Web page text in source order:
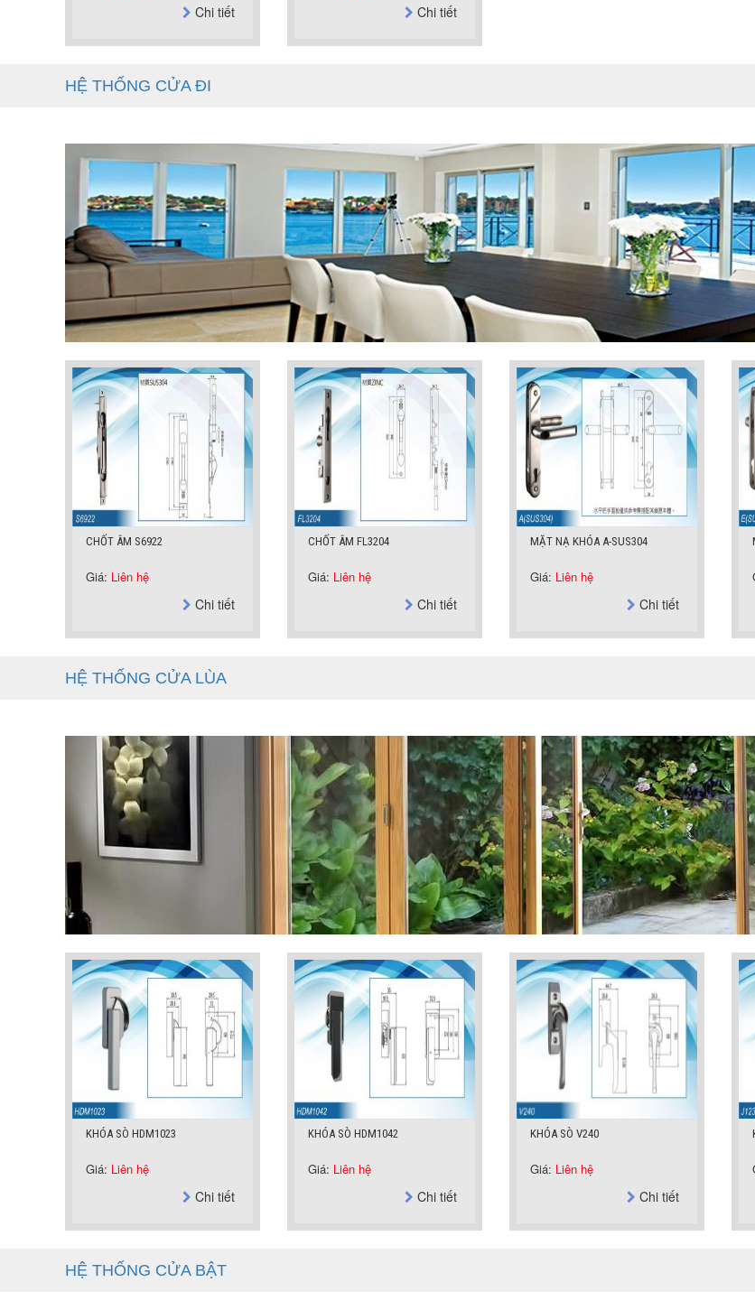
Chi tiết Chi tiết
HỆ THỐNG CỬA ĐI
CHỐT ÂM FL3204
Giá: Liên hệ
Chi tiết
MẶT NẠ KHÓA A-SUS304
Giá: Liên hệ
Chi tiết
MẶT NẠ KHÓA E-SUS304
Giá: Liên hệ
Chi tiết
HỆ THỐNG CỬA LÙA
KHÓA SÒ HDM1042
Giá:Liên hệ
Chi tiết
KHÓA SÒ V240
Giá:Liên hệ
Chi tiết
KHÓA SÒ CÓ CHÌA J1233K
Giá:Liên hệ
Chi tiết
HỆ THỐNG CỬA BẬT